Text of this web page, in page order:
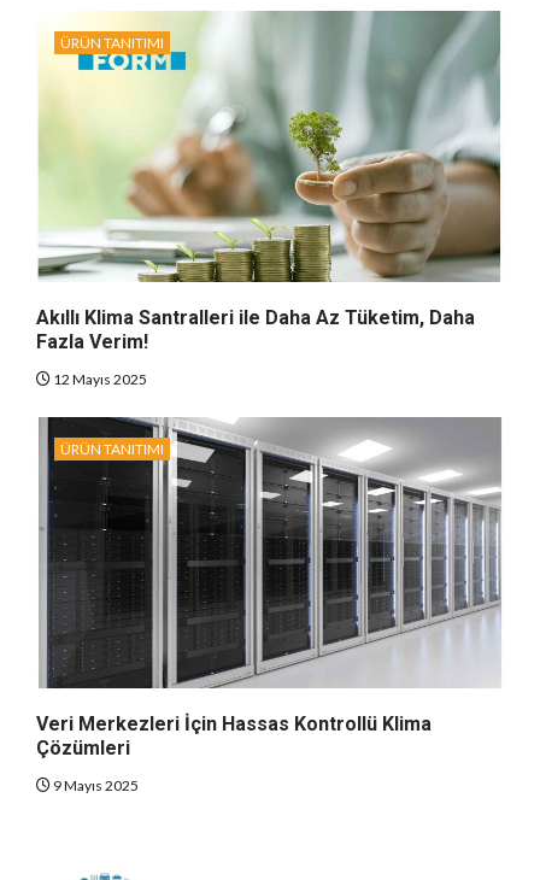
ÜRÜN TANITIMI
Akıllı Klima Santralleri ile Daha Az Tüketim, Daha
Fazla Verim!
12 Mayıs 2025
ÜRÜN TANITIMI
Veri Merkezleri İçin Hassas Kontrollü Klima
Çözümleri
9 Mayıs 2025